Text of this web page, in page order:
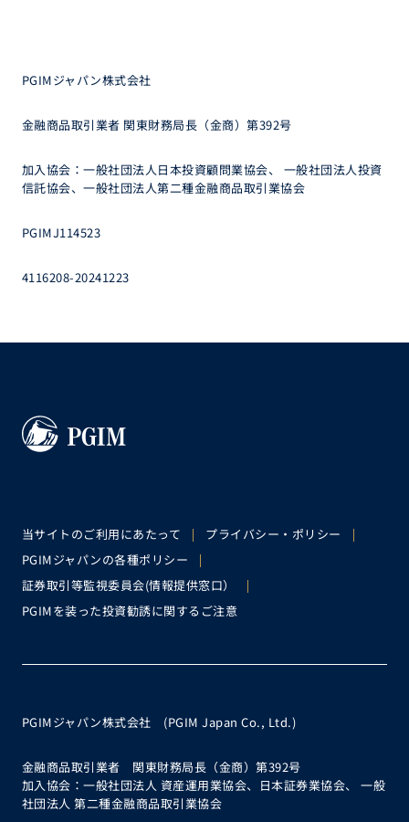
PGIMジャパン株式会社
金融商品取引業者 関東財務局長（金商）第392号
加入協会：一般社団法人日本投資顧問業協会、 一般社団法人投資
信託協会、一般社団法人第二種金融商品取引業協会
PGIMJ114523
4116208-20241223
当サイトのご利用にあたって
プライバシー・ポリシー
PGIMジャパンの各種ポリシー
証券取引等監視委員会(情報提供窓口）
PGIMを装った投資勧誘に関するご注意
PGIMジャパン株式会社 (PGIM Japan Co., Ltd.)
金融商品取引業者 関東財務局長（金商）第392号
加入協会：一般社団法人 資産運用業協会、日本証券業協会、 一般
社団法人 第二種金融商品取引業協会